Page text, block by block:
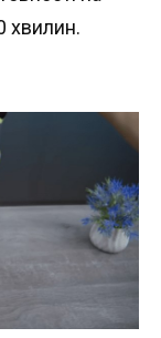
хвилин.